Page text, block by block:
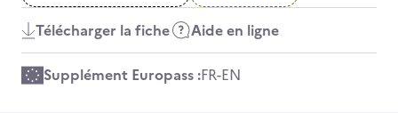
Télécharger la fiche Aide en ligne
Supplément Europass :FR-EN